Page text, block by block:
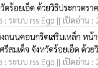
ดร้อยเอ็ด ด้วยวิธีประกวดร
ระบบ rss Egp || เปิดอ่าน :
งถนนคอนกรีตเสริมเหล็ก
รีสมเด็จ จังหวัดร้อยเอ็ด ด้ว
ระบบ rss Egp || เปิดอ่าน :